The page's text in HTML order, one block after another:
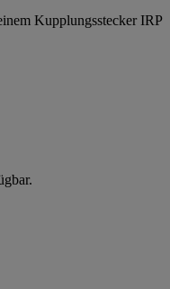
Kupplungsstecker IRP